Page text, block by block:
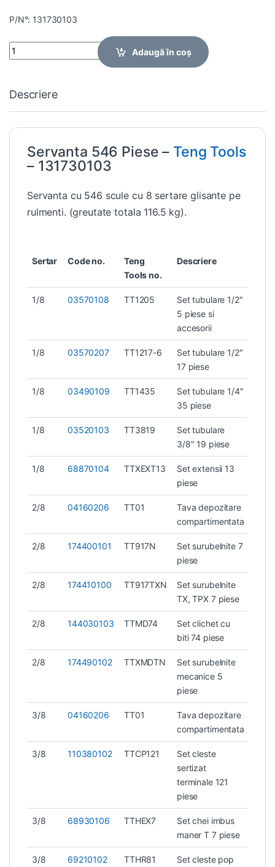
P/N°: 131730103
Quantity
Adaugă în coș
Descriere
Servanta 546 Piese – Teng Tools
– 131730103
Servanta cu 546 scule cu 8 sertare glisante pe
rulmenti. (greutate totala 116.5 kg).
Sertar Code no.
Teng
Tools no.
Descriere
1/8 03570108 TT1205
Set tubulare 1/2″
5 piese si
accesorii
1/8 03570207 TT1217-6
Set tubulare 1/2″
17 piese
1/8 03490109 TT1435
Set tubulare 1/4″
35 piese
1/8 03520103 TT3819
Set tubulare
3/8″ 19 piese
1/8 68870104 TTXEXT13
Set extensii 13
piese
2/8 04160206 TT01
Tava depozitare
compartimentata
2/8 174400101 TT917N
Set surubelnite 7
piese
2/8 174410100 TT917TXN
Set surubelnite
TX, TPX 7 piese
2/8 144030103 TTMD74
Set clichet cu
biti 74 piese
2/8 174490102 TTXMDTN
Set surubelnite
mecanice 5
piese
3/8 04160206 TT01
Tava depozitare
compartimentata
3/8 110380102 TTCP121
Set cleste
sertizat
terminale 121
piese
3/8 68930106 TTHEX7
Set chei imbus
maner T 7 piese
3/8 69210102 TTHR81
Set cleste pop